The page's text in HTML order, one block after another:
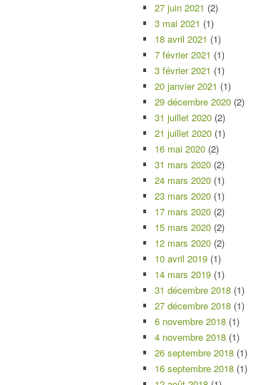
27 juin 2021 (2)
3 mai 2021 (1)
18 avril 2021 (1)
7 février 2021 (1)
3 février 2021 (1)
20 janvier 2021 (1)
29 décembre 2020 (2)
31 juillet 2020 (2)
21 juillet 2020 (1)
16 mai 2020 (2)
31 mars 2020 (2)
24 mars 2020 (1)
23 mars 2020 (1)
17 mars 2020 (2)
15 mars 2020 (2)
12 mars 2020 (2)
10 avril 2019 (1)
14 mars 2019 (1)
31 décembre 2018 (1)
27 décembre 2018 (1)
6 novembre 2018 (1)
4 novembre 2018 (1)
26 septembre 2018 (1)
16 septembre 2018 (1)